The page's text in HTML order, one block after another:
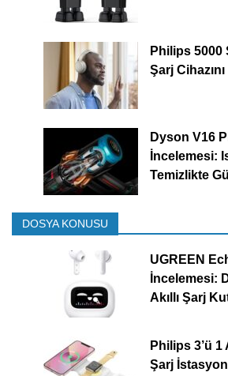
Philips 5000
Şarj
Dyson V16
İncelemesi:
Temizlikte
DOSYA KONUSU
UGREEN
İncelemesi:
Akıllı Şarj
Philips 3’ü
Şarj